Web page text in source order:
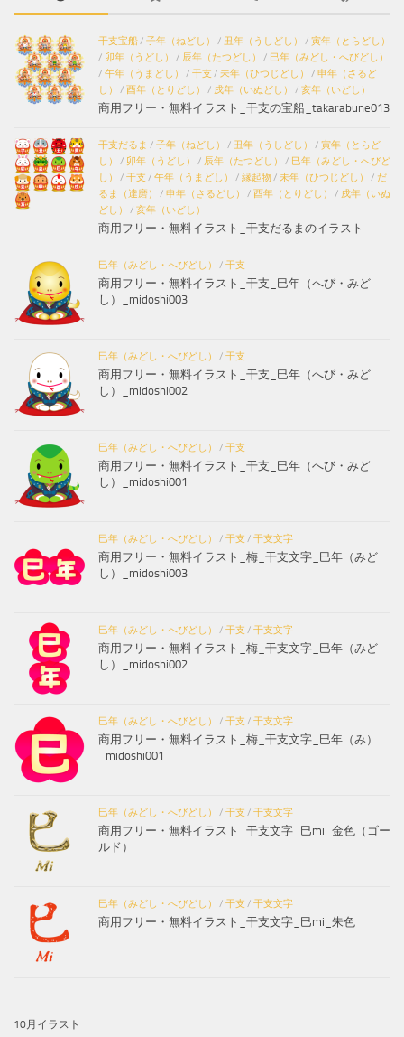
干支宝船/ 子年（ねどし） / 丑年（うしどし） / 寅年（とらどし）
/ 卯年（うどし） / 辰年（たつどし） / 巳年（みどし・へびどし）
/ 午年（うまどし） / 干支 / 未年（ひつじどし） / 申年（さるど
し）
/ 酉年（とりどし） / 戌年（いぬどし） / 亥年（いどし）
商用フリー・無料イラスト_干支の宝船_takarabune013
干支だるま / 子年（ねどし） / 丑年（うしどし） / 寅年（とらど
し）
/ 卯年（うどし） / 辰年（たつどし） / 巳年（みどし・へびど
し）
/ 干支 / 午年（うまどし） / 縁起物/ 未年（ひつじどし） / だ
るま（達磨）
/ 申年（さるどし） / 酉年（とりどし） / 戌年（いぬ
どし）
/ 亥年（いどし）
商用フリー・無料イラスト_干支だるまのイラスト
巳年（みどし・へびどし） / 干支
商用フリー・無料イラスト_干支_巳年（へび・みど
し）_midoshi003
巳年（みどし・へびどし） / 干支
商用フリー・無料イラスト_干支_巳年（へび・みど
し）_midoshi002
巳年（みどし・へびどし） / 干支
商用フリー・無料イラスト_干支_巳年（へび・みど
し）_midoshi001
巳年（みどし・へびどし） / 干支 / 干支文字
商用フリー・無料イラスト_梅_干支文字_巳年（みど
し）_midoshi003
巳年（みどし・へびどし） / 干支 / 干支文字
商用フリー・無料イラスト_梅_干支文字_巳年（みど
し）_midoshi002
巳年（みどし・へびどし） / 干支 / 干支文字
商用フリー・無料イラスト_梅_干支文字_巳年（み）
_midoshi001
巳年（みどし・へびどし） / 干支 / 干支文字
商用フリー・無料イラスト_干支文字_巳mi_金色（ゴー
ルド）
巳年（みどし・へびどし） / 干支 / 干支文字
商用フリー・無料イラスト_干支文字_巳mi_朱色
10月イラスト